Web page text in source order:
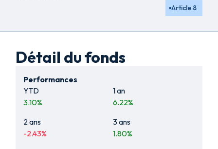
Article 8
Détail du fonds
Performances
YTD
3.10%
1 an
6.22%
2 ans
-2.43%
3 ans
1.80%